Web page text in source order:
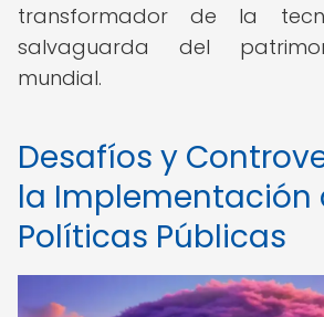
transformador de la
salvaguarda del
mundial.
Desafíos y
la Implementación
Políticas Públicas